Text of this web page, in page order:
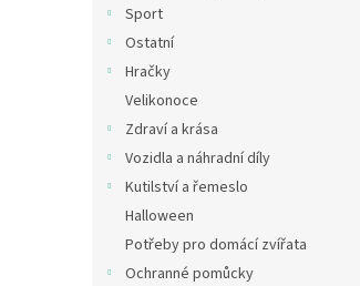
Sport
Ostatní
Hračky
Velikonoce
Zdraví a krása
Vozidla a náhradní díly
Kutilství a řemeslo
Halloween
Potřeby pro domácí zvířata
Ochranné pomůcky